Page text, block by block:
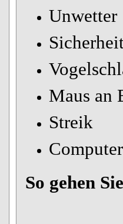
Unwetter
Maus an
Streik
So gehen